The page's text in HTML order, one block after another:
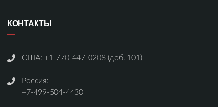
КОНТАКТЫ
США: +1-770-447-0208 (доб. 101)
Россия:
+7-499-504-4430